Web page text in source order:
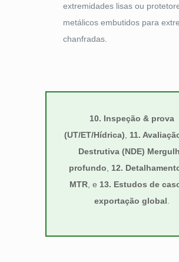
extremidades lisas ou
metálicos embutidos para
chanfradas.
10. Inspeção & prova
(UT/ET/Hídrica)
11.
Destrutiva (NDE)
profundo
12.
MTR , e 13. Estudos de
exportação global